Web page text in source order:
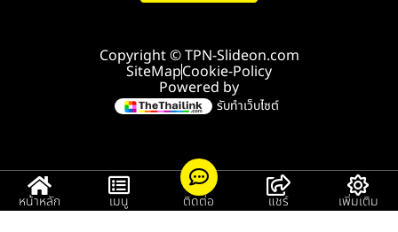
Copyright © TPN-Slideon.com
SiteMapCookie-Policy
Powered by
รับทำเว็บไซต์
หน้าหลัก เมนู ติดต่อ แชร์ เพิ่มเติม